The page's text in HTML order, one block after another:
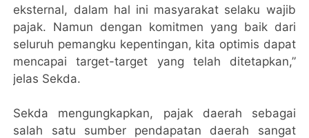
eksternal, dalam hal ini masyarakat selaku wajib
pajak. Namun dengan komitmen yang baik dari
seluruh pemangku kepentingan, kita optimis dapat
mencapai target-target yang telah ditetapkan,”
jelas Sekda.
Sekda mengungkapkan, pajak daerah sebagai
salah satu sumber pendapatan daerah sangat